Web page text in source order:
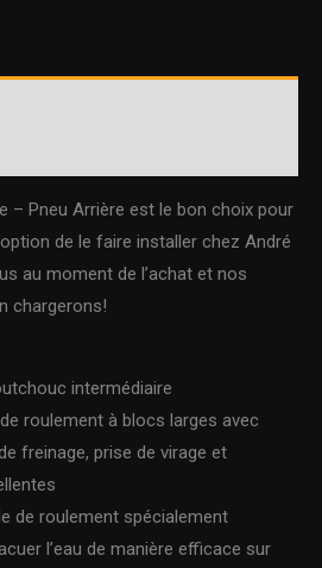
– Pneu Arrière est le bon choix pour
de le faire installer chez André
au moment de l’achat et nos
chargerons!
intermédiaire
roulement à blocs larges avec
freinage, prise de virage et
de roulement spécialement
l’eau de manière efficace sur